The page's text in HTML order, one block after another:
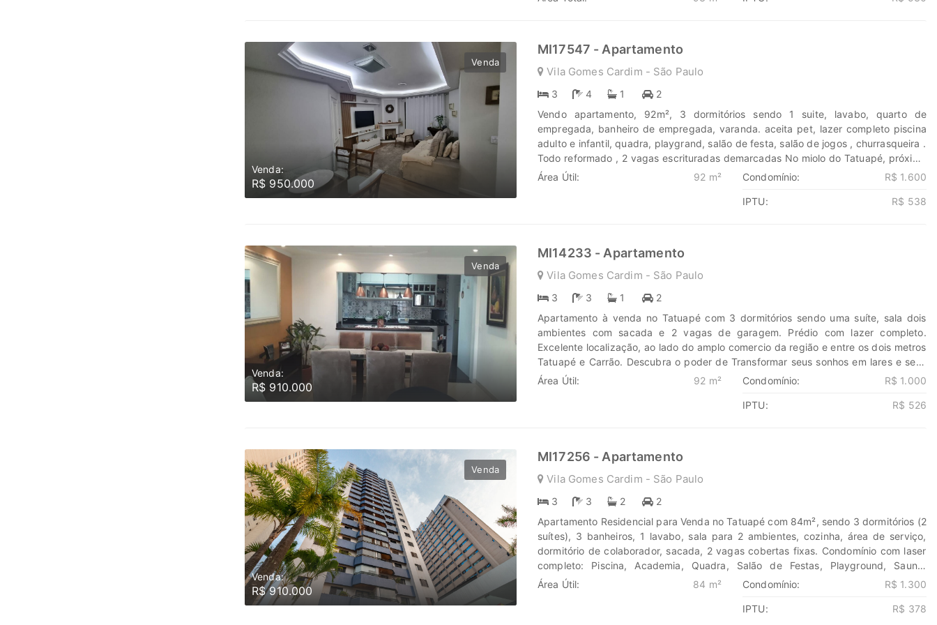
Venda
Venda:
R$ 950.000
MI17547 - Apartamento
Vila Gomes Cardim - São Paulo
3 4 1
2
Vendo apartamento, 92m², 3 dormitórios sendo 1 suite, lavabo, quarto de
empregada, banheiro de empregada, varanda. aceita pet, lazer completo piscina
adulto e infantil, quadra, playgrand, salão de festa, salão de jogos , churrasqueira .
Todo reformado , 2 vagas escrituradas demarcadas No miolo do Tatuapé, próximo
ao MC Donald, Praça Silvio Romero, Shopping Tatuapé . andar baixo Descubra o
oportunidades. Na Marengo Imóveis cada passo é uma nova jornada, confie em
Área Útil: 92 m² Condomínio: R$ 1.600
IPTU: R$ 538
Venda
Venda:
R$ 910.000
MI14233 - Apartamento
Vila Gomes Cardim - São Paulo
3 3 1
2
Apartamento à venda no Tatuapé com 3 dormitórios sendo uma suíte, sala dois
ambientes com sacada e 2 vagas de garagem. Prédio com lazer completo.
Excelente localização, ao lado do amplo comercio da região e entre os dois metros
Tatuapé e Carrão. Descubra o poder de Transformar seus sonhos em lares e seus
investimentos em oportunidades. Na Marengo Imóveis cada passo é uma nova
www.marengoimoveis.com.br 11-99203-8087
Área Útil: 92 m² Condomínio: R$ 1.000
IPTU: R$ 526
Venda
Venda:
R$ 910.000
MI17256 - Apartamento
Vila Gomes Cardim - São Paulo
3 3 2
2
Apartamento Residencial para Venda no Tatuapé com 84m², sendo 3 dormitórios (2
suítes), 3 banheiros, 1 lavabo, sala para 2 ambientes, cozinha, área de serviço,
dormitório de colaborador, sacada, 2 vagas cobertas fixas. Condomínio com laser
completo: Piscina, Academia, Quadra, Salão de Festas, Playground, Sauna,
Churrasqueira, Espaço Gourmet, Bicicletário, Acesso para Deficientes, Portaria 24
Lisboa, Colégio Amorim, Shopping Silvio Romero. Apartamento em andar alto, bem
Área Útil: 84 m² Condomínio: R$ 1.300
IPTU: R$ 378